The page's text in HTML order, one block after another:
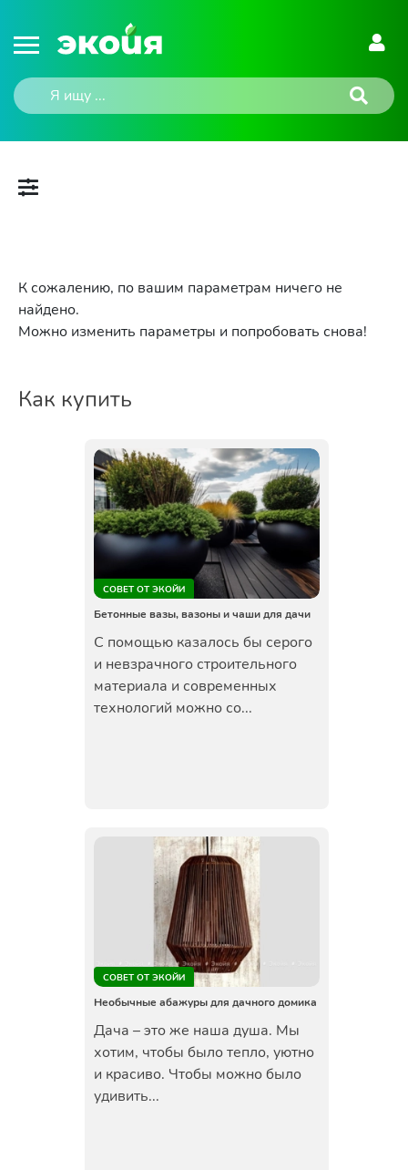
К сожалению, по вашим параметрам ничего не
найдено.
Можно изменить параметры и попробовать снова!
Как купить
СОВЕТ ОТ ЭКОЙИ
Бетонные вазы, вазоны и чаши для дачи
С помощью казалось бы серого
и невзрачного строительного
материала и современных
технологий можно со...
СОВЕТ ОТ ЭКОЙИ
Необычные абажуры для дачного домика
Дача – это же наша душа. Мы
хотим, чтобы было тепло, уютно
и красиво. Чтобы можно было
удивить...